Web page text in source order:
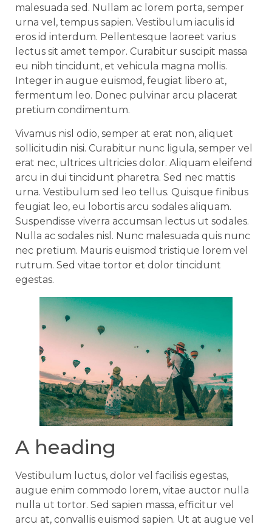
malesuada sed. Nullam ac lorem porta, semper
urna vel, tempus sapien. Vestibulum iaculis id
eros id interdum. Pellentesque laoreet varius
lectus sit amet tempor. Curabitur suscipit massa
eu nibh tincidunt, et vehicula magna mollis.
Integer in augue euismod, feugiat libero at,
fermentum leo. Donec pulvinar arcu placerat
pretium condimentum.
Vivamus nisl odio, semper at erat non, aliquet
sollicitudin nisi. Curabitur nunc ligula, semper vel
erat nec, ultrices ultricies dolor. Aliquam eleifend
arcu in dui tincidunt pharetra. Sed nec mattis
urna. Vestibulum sed leo tellus. Quisque finibus
feugiat leo, eu lobortis arcu sodales aliquam.
Suspendisse viverra accumsan lectus ut sodales.
Nulla ac sodales nisl. Nunc malesuada quis nunc
nec pretium. Mauris euismod tristique lorem vel
rutrum. Sed vitae tortor et dolor tincidunt
egestas.
A heading
Vestibulum luctus, dolor vel facilisis egestas,
augue enim commodo lorem, vitae auctor nulla
nulla ut tortor. Sed sapien massa, efficitur vel
arcu at, convallis euismod sapien. Ut at augue vel